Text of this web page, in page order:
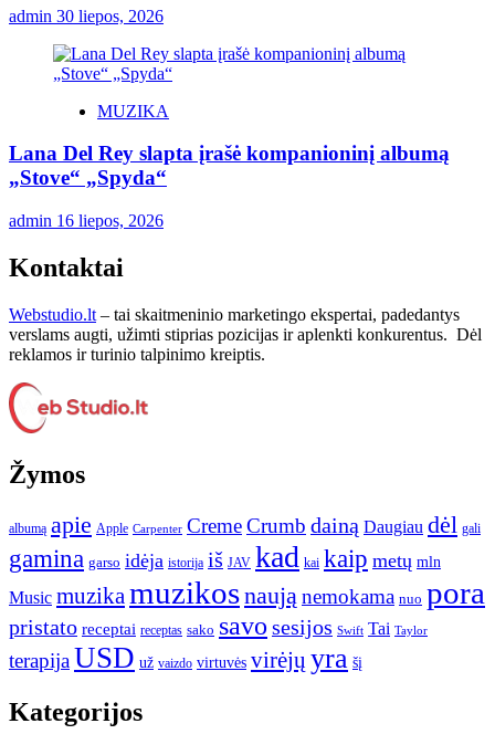
admin 30 liepos, 2026
MUZIKA
Lana Del Rey slapta įrašė kompanioninį albumą
„Stove“ „Spyda“
admin 16 liepos, 2026
Kontaktai
Webstudio.lt – tai skaitmeninio marketingo ekspertai, padedantys
verslams augti, užimti stiprias pozicijas ir aplenkti konkurentus. Dėl
reklamos ir turinio talpinimo kreiptis.
Žymos
albumą apie Apple Carpenter CremeCrumb dainą Daugiau dėl gali
gamina garso idėja istorija iš JAV kad kai kaip metų mln
Music muzika muzikosnaują nemokama nuo pora
pristato receptai receptas sako savo sesijos Swift Tai Taylor
terapijaUSD už vaizdo virtuvės virėjų yra šį
Kategorijos